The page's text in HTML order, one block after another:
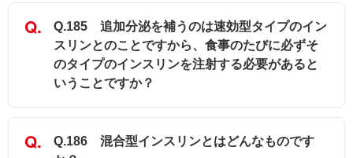
Q.185 追加分泌を補うのは速効型タイプのイン
スリンとのことですから、食事のたびに必ずそ
のタイプのインスリンを注射する必要があると
いうことですか？
Q.186 混合型インスリンとはどんなものです